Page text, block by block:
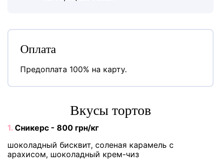
Оплата
Предоплата 100% на карту.
Вкусы тортов
1. Сникерс - 800 грн/кг
шоколадный бисквит, соленая карамель с
арахисом, шоколадный крем-чиз